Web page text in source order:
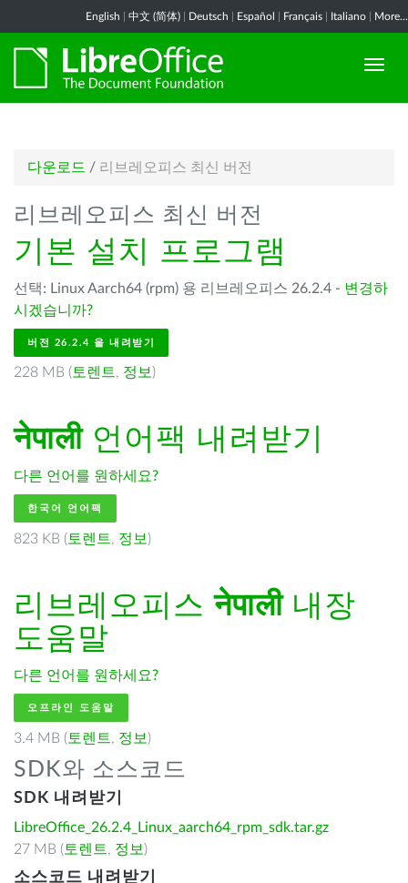
English 中文 (简体) Deutsch Español Français Italiano More...
다운로드 / 리브레오피스 최신 버전
리브레오피스 최신 버전
기본 설치 프로그램
선택: Linux Aarch64 (rpm) 용 리브레오피스 26.2.4 - 변경하
시겠습니까?
버전 26.2.4 을 내려받기
228 MB ( 토렌트, 정보 )
नेपाली언어팩 내려받기
다른 언어를 원하세요?
한국어 언어팩
823 KB ( 토렌트, 정보 )
리브레오피스नेपाली내장
도움말
다른 언어를 원하세요?
오프라인 도움말
3.4 MB ( 토렌트, 정보 )
SDK와 소스코드
SDK 내려받기
LibreOffice_26.2.4_Linux_aarch64_rpm_sdk.tar.gz
27 MB ( 토렌트, 정보 )
소스코드 내려받기